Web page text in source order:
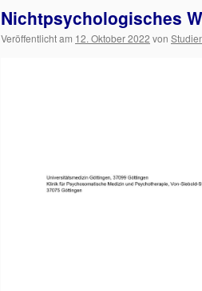
Nichtpsychologisches
Veröffentlicht am 12. Oktober 2022 von